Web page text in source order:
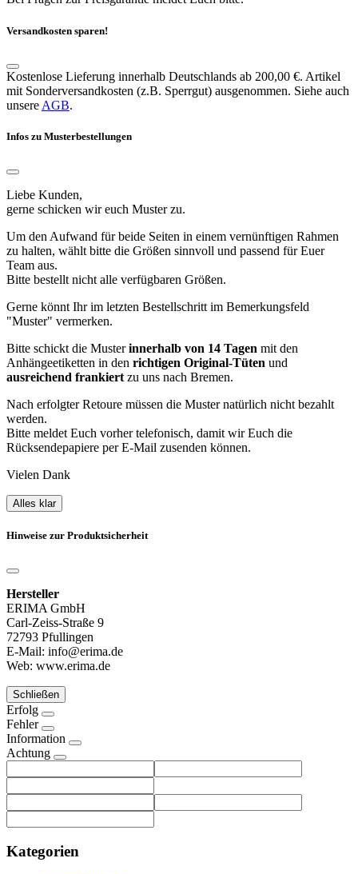
Versandkosten sparen!
Kostenlose Lieferung innerhalb Deutschlands ab 200,00 €. Artikel
mit Sonderversandkosten (z.B. Sperrgut) ausgenommen. Siehe auch
unsere AGB.
Infos zu Musterbestellungen
Liebe Kunden,
gerne schicken wir euch Muster zu.
Um den Aufwand für beide Seiten in einem vernünftigen Rahmen
zu halten, wählt bitte die Größen sinnvoll und passend für Euer
Team aus.
Bitte bestellt nicht alle verfügbaren Größen.
Gerne könnt Ihr im letzten Bestellschritt im Bemerkungsfeld
"Muster" vermerken.
Bitte schickt die Musterinnerhalb von 14 Tagen mit den
Anhängeetiketten in den richtigen Original-Tüten und
ausreichend frankiert zu uns nach Bremen.
Nach erfolgter Retoure müssen die Muster natürlich nicht bezahlt
werden.
Bitte meldet Euch vorher telefonisch, damit wir Euch die
Rücksendepapiere per E-Mail zusenden können.
Vielen Dank
Alles klar
Hinweise zur Produktsicherheit
Hersteller
ERIMA GmbH
Carl-Zeiss-Straße 9
72793 Pfullingen
E-Mail: info@erima.de
Web: www.erima.de
Schließen
Erfolg
Fehler
Information
Achtung
Kategorien